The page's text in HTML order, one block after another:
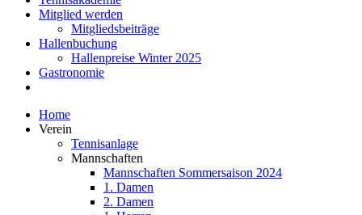
Mitglied werden
Mitgliedsbeiträge
Hallenbuchung
Hallenpreise Winter 2025
Gastronomie
Home
Verein
Tennisanlage
Mannschaften
Mannschaften Sommersaison 2024
1. Damen
2. Damen